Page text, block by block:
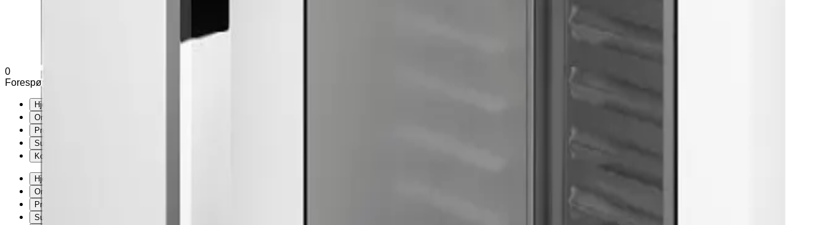
0
Forespørsel (
Hjem
Om Exmed
Produkter
Support
Kontakt
Hjem
Om Exmed
Produkter
Support